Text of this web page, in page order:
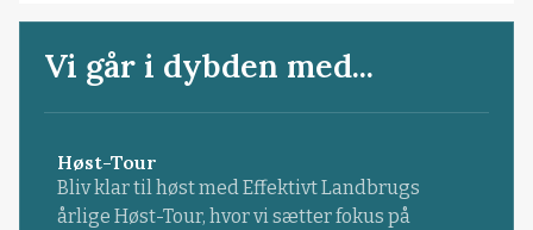
Vi går i dybden med...
Høst-Tour
Bliv klar til høst med Effektivt Landbrugs
årlige Høst-Tour, hvor vi sætter fokus på